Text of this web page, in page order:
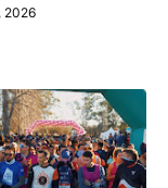
2026